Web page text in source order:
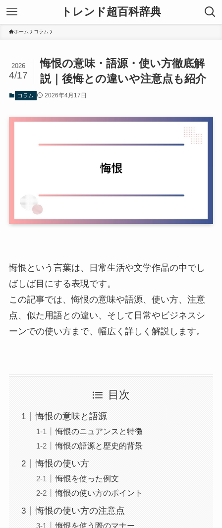
トレンド超百科辞典
ホーム コラム
悔恨の意味・語源・使い方徹底解
説｜後悔との違いや注意点も紹介
2026
4/17
コラム 2026年4月17日
悔恨という言葉は、日常生活や文学作品の中でし
ばしば目にする表現です。
この記事では、悔恨の意味や語源、使い方、注意
点、似た用語との違い、そして日常やビジネスシ
ーンでの使い方まで、幅広く詳しく解説します。
目次
悔恨の意味と語源
悔恨のニュアンスと特徴
悔恨の語源と歴史的背景
悔恨の使い方
悔恨を使った例文
悔恨の使い方のポイント
悔恨の使い方の注意点
悔恨を使う際のマナー